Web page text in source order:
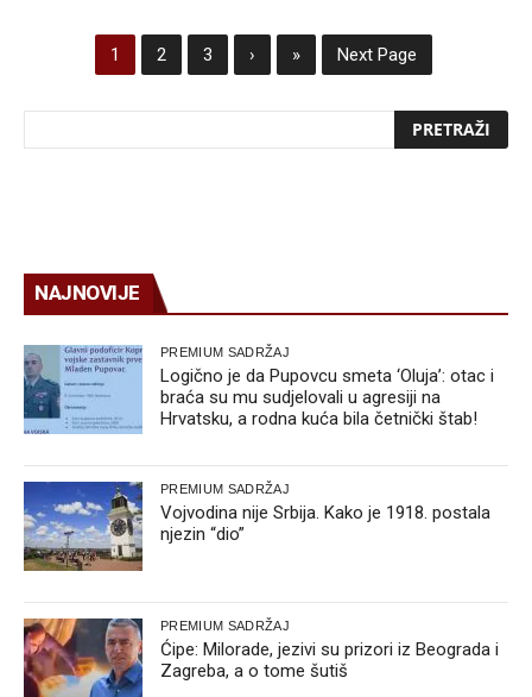
1 2 3 › » Next Page
NAJNOVIJE
PREMIUM SADRŽAJ
Logično je da Pupovcu smeta ‘Oluja’: otac i
braća su mu sudjelovali u agresiji na
Hrvatsku, a rodna kuća bila četnički štab!
PREMIUM SADRŽAJ
Vojvodina nije Srbija. Kako je 1918. postala
njezin “dio”
PREMIUM SADRŽAJ
Ćipe: Milorade, jezivi su prizori iz Beograda i
Zagreba, a o tome šutiš